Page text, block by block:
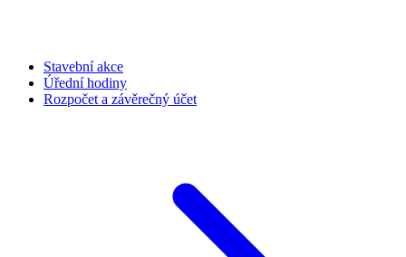
Stavební akce
Úřední hodiny
Rozpočet a závěrečný účet